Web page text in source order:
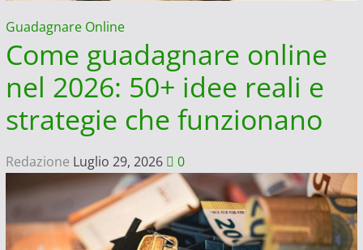
2024
Guadagnare Online
Come guadagnare online
nel 2026: 50+ idee reali e
strategie che funzionano
Redazione Luglio 29, 2026 0